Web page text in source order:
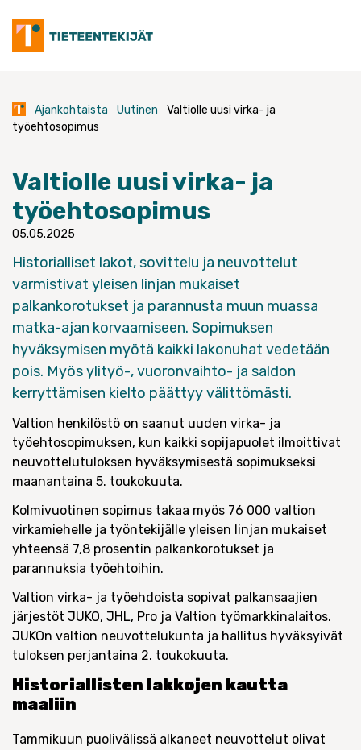
content
Ajankohtaista Uutinen
Valtiolle uusi virka- ja
työehtosopimus
Valtiolle uusi virka- ja
työehtosopimus
05.05.2025
Historialliset lakot, sovittelu ja neuvottelut
varmistivat yleisen linjan mukaiset
palkankorotukset ja parannusta muun muassa
matka-ajan korvaamiseen. Sopimuksen
hyväksymisen myötä kaikki lakonuhat vedetään
pois. Myös ylityö-, vuoronvaihto- ja saldon
kerryttämisen kielto päättyy välittömästi.
Valtion henkilöstö on saanut uuden virka- ja
työehtosopimuksen, kun kaikki sopijapuolet ilmoittivat
neuvottelutuloksen hyväksymisestä sopimukseksi
maanantaina 5. toukokuuta.
Kolmivuotinen sopimus takaa myös 76 000 valtion
virkamiehelle ja työntekijälle yleisen linjan mukaiset
yhteensä 7,8 prosentin palkankorotukset ja
parannuksia työehtoihin.
Valtion virka- ja työehdoista sopivat palkansaajien
järjestöt JUKO, JHL, Pro ja Valtion työmarkkinalaitos.
JUKOn valtion neuvottelukunta ja hallitus hyväksyivät
tuloksen perjantaina 2. toukokuuta.
Historiallisten lakkojen kautta
maaliin
Tammikuun puolivälissä alkaneet neuvottelut olivat